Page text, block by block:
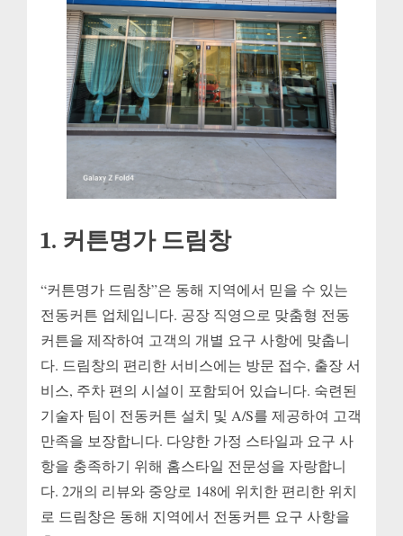
1. 커튼명가 드림창
“커튼명가 드림창”은 동해 지역에서 믿을 수 있는
전동커튼 업체입니다. 공장 직영으로 맞춤형 전동
커튼을 제작하여 고객의 개별 요구 사항에 맞춥니
다. 드림창의 편리한 서비스에는 방문 접수, 출장 서
비스, 주차 편의 시설이 포함되어 있습니다. 숙련된
기술자 팀이 전동커튼 설치 및 A/S를 제공하여 고객
만족을 보장합니다. 다양한 가정 스타일과 요구 사
항을 충족하기 위해 홈스타일 전문성을 자랑합니
다. 2개의 리뷰와 중앙로 148에 위치한 편리한 위치
로 드림창은 동해 지역에서 전동커튼 요구 사항을